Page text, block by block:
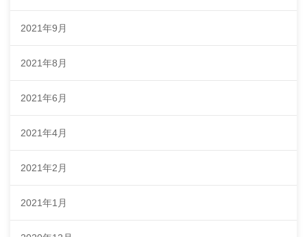
2021年9月
2021年8月
2021年6月
2021年4月
2021年2月
2021年1月